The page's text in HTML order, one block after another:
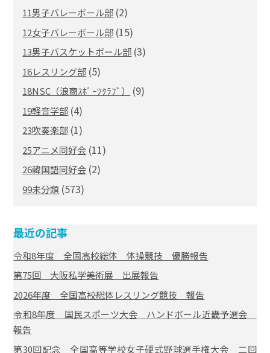
11男子バレーボール部 (2)
12女子バレーボール部 (15)
13男子バスケットボール部 (3)
16レスリング部 (5)
18NSC（浪商ｽﾎﾟｰﾂｸﾗﾌﾞ） (9)
19軽音学部 (4)
23吹奏楽部 (1)
25アニメ同好会 (11)
26韓国語同好会 (2)
99未分類 (573)
最近の記事
令和8年度 全国高校総体 体操競技 優勝報告
第75回 大阪私学美術展 出展報告
2026年度 全国高校総体レスリング競技 報告
令和8年度 国民スポーツ大会 ハンドボール近畿予選会
報告
第30回記念 全国高等学校女子硬式野球選手権大会 二回